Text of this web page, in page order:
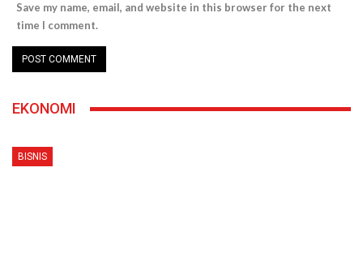
Save my name, email, and website in this browser for the next
time I comment.
EKONOMI
BISNIS